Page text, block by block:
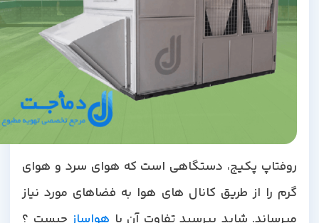
روفتاپ پکیج، دستگاهی است که هوای سرد و هوای
گرم را از طریق کانال های هوا به فضاهای مورد نیاز